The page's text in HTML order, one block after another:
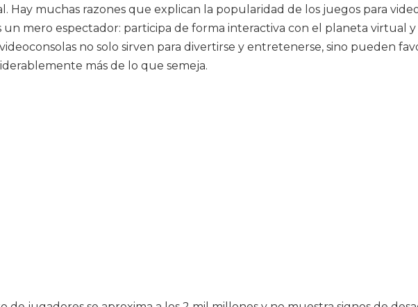
muchas razones que explican la popularidad de los juegos para
mero espectador: participa de forma interactiva con el planeta virtual y
no solo sirven para divertirse y entretenerse, sino pueden
más de lo que semeja.